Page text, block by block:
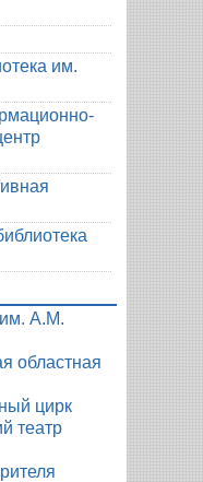
им.
им. А.М.
областная
цирк
театр